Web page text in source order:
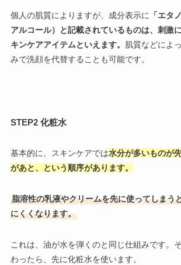
個人の肌質によりますが、成分表示に
「エタ
アルコール）と記載されているものは、刺激
キンケアアイテムといえます。 肌質などによ
みで洗顔を代替することも可能です。
STEP2 化粧水
基本的に、スキンケアでは水分が多いものが
があと、という順序があります。
脂溶性の乳液やクリームを先に使ってしまう
にくくなります。
これは、油が水を弾くのと同じ仕組みです。
わったら、先に化粧水を使います。